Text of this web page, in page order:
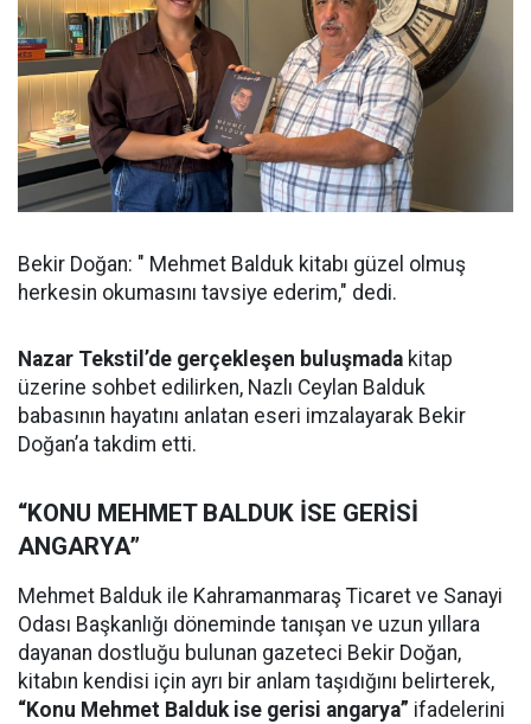
Bekir Doğan: " Mehmet Balduk kitabı güzel olmuş
herkesin okumasını tavsiye ederim," dedi.
Nazar Tekstil’de gerçekleşen buluşmada kitap
üzerine sohbet edilirken, Nazlı Ceylan Balduk
babasının hayatını anlatan eseri imzalayarak Bekir
Doğan’a takdim etti.
“KONU MEHMET BALDUK İSE GERİSİ
ANGARYA”
Mehmet Balduk ile Kahramanmaraş Ticaret ve Sanayi
Odası Başkanlığı döneminde tanışan ve uzun yıllara
dayanan dostluğu bulunan gazeteci Bekir Doğan,
kitabın kendisi için ayrı bir anlam taşıdığını belirterek,
“Konu Mehmet Balduk ise gerisi angarya” ifadelerini